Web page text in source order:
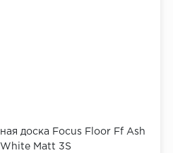
доска Focus Floor Ff Ash
Matt 3S